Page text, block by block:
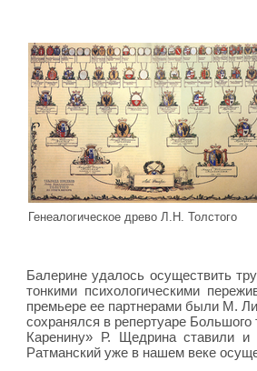
Генеалогическое древо Л.Н. Толстого
Балерине удалось осуществить
тонкими психологическими
премьере ее партнерами были М.
сохранялся в репертуаре
Каренину» Р. Щедрина ставили
Ратманский уже в нашем веке